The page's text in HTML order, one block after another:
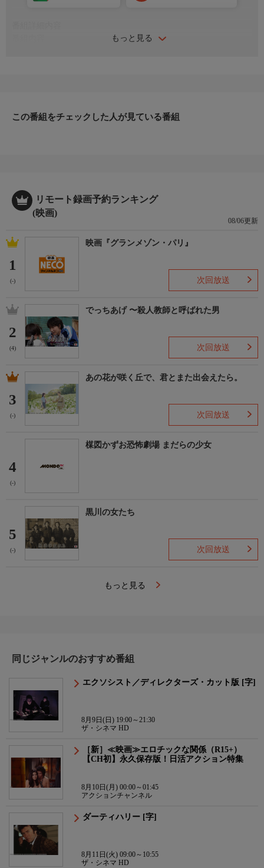
もっと見る
監督
この番組をチェックした人が見ている番組
リモート録画予約ランキング
(映画)
08/06更新
1
(-)
映画『グランメゾン・パリ』
次回放送
2
(4)
でっちあげ 〜殺人教師と呼ばれた男
次回放送
3
(-)
あの花が咲く丘で、君とまた出会えたら。
次回放送
4
(-)
楳図かずお恐怖劇場 まだらの少女
5
(-)
黒川の女たち
次回放送
もっと見る
同じジャンルのおすすめ番組
エクソシスト／ディレクターズ・カット版 [字]
8月9日(日) 19:00～21:30
ザ・シネマ HD
［新］≪映画≫エロチックな関係（R15+）
【CH初】永久保存版！日活アクション特集
8月10日(月) 00:00～01:45
アクションチャンネル
ダーティハリー [字]
8月11日(火) 09:00～10:55
ザ・シネマ HD